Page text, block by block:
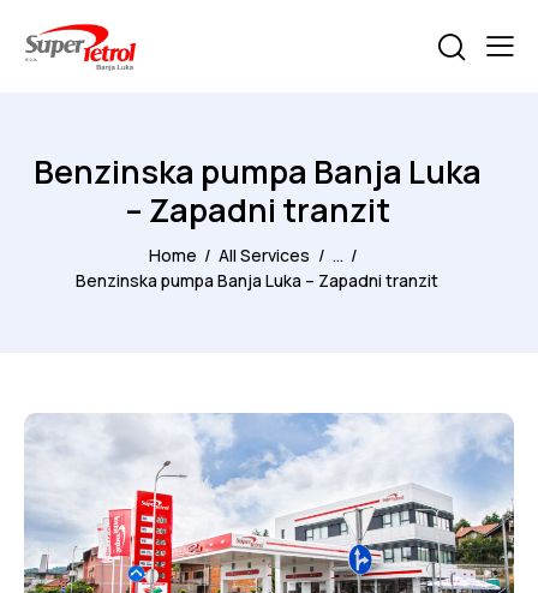
Benzinska pumpa Banja Luka
– Zapadni tranzit
Home All Services
...
Benzinska pumpa Banja Luka – Zapadni tranzit